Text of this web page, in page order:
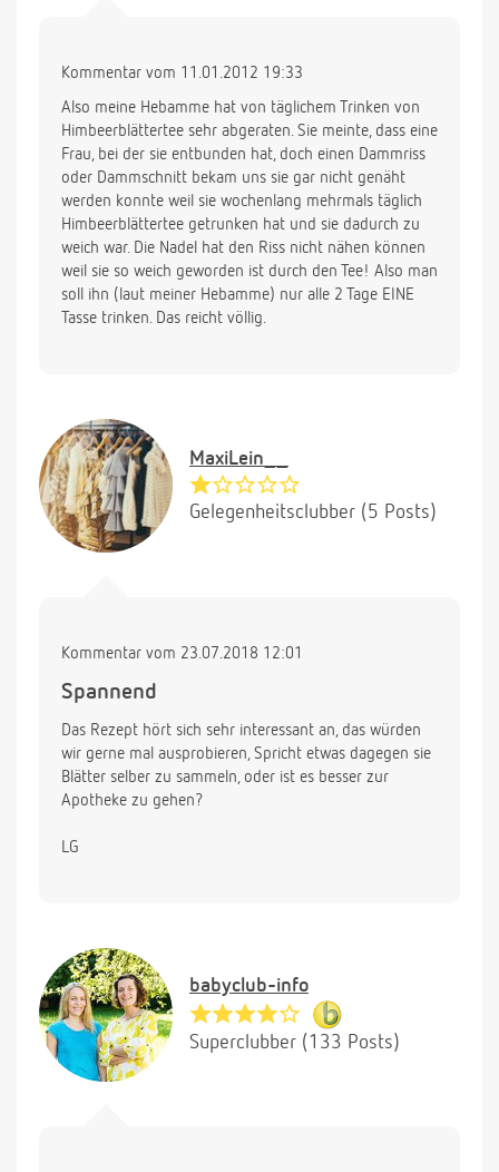
Kommentar vom 11.01.2012 19:33
Also meine Hebamme hat von täglichem Trinken von
Himbeerblättertee sehr abgeraten. Sie meinte, dass eine
Frau, bei der sie entbunden hat, doch einen Dammriss
oder Dammschnitt bekam uns sie gar nicht genäht
werden konnte weil sie wochenlang mehrmals täglich
Himbeerblättertee getrunken hat und sie dadurch zu
weich war. Die Nadel hat den Riss nicht nähen können
weil sie so weich geworden ist durch den Tee! Also man
soll ihn (laut meiner Hebamme) nur alle 2 Tage EINE
Tasse trinken. Das reicht völlig.
MaxiLein__
Gelegenheitsclubber (5 Posts)
Kommentar vom 23.07.2018 12:01
Spannend
Das Rezept hört sich sehr interessant an, das würden
wir gerne mal ausprobieren, Spricht etwas dagegen sie
Blätter selber zu sammeln, oder ist es besser zur
Apotheke zu gehen?
LG
babyclub-info
Superclubber (133 Posts)